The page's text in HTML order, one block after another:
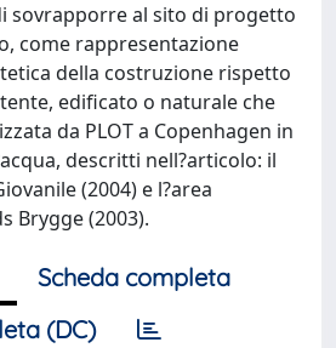
sovrapporre al sito di progetto
come rappresentazione
della costruzione rispetto
edificato o naturale che
da PLOT a Copenhagen in
descritti nell?articolo: il
(2004) e l?area
Brygge (2003).
Scheda completa
(DC)